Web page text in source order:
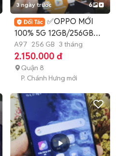
3 ngày trước 6
✅OPPO MỚI
100% 5G 12GB/256GB
ĐẸP KENG✅
A97 256 GB 3 tháng
2.150.000 đ
Quận 8
P. Chánh Hưng mới